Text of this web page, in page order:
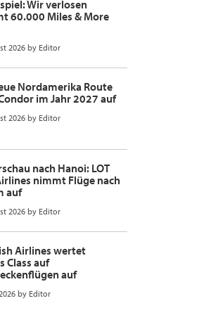
Wir verlosen
60.000 Miles & More
2026by Editor
Nordamerika Route
im Jahr 2027 auf
2026by Editor
nach Hanoi: LOT
nimmt Flüge nach
auf
2026by Editor
Airlines wertet
Class auf
auf
by Editor